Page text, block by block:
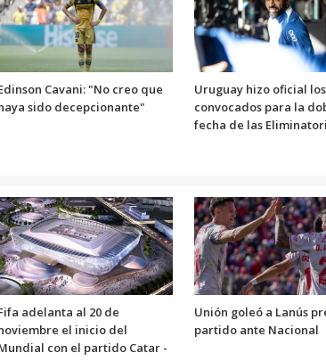
Cavani: "No creo que
sido decepcionante"
Uruguay hizo oficial los
convocados para la
fecha de las
adelanta al 20 de
el inicio del
con el partido Catar -
Unión goleó a Lanús
partido ante Nacional